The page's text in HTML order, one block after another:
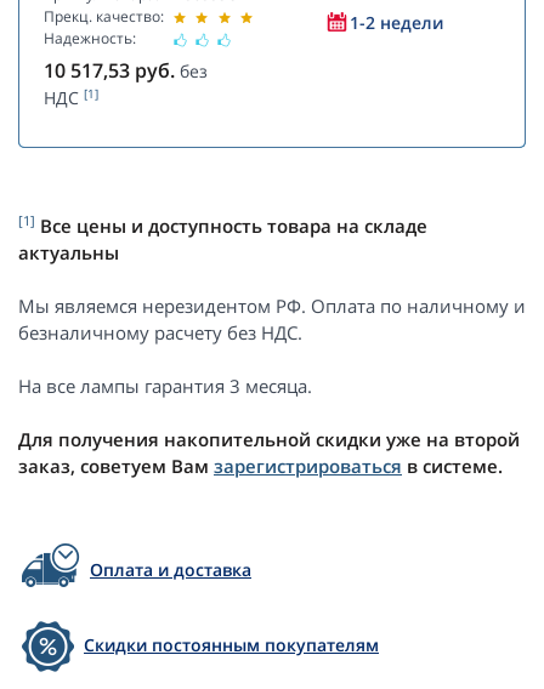
Прекц. качество:
Надежность:
1-2 недели
10 517,53 руб. без
НДС [1]
[1] Все цены и доступность товара на складе
актуальны
Мы являемся нерезидентом РФ. Оплата по наличному и
безналичному расчету без НДС.
На все лампы гарантия 3 месяца.
Для получения накопительной скидки уже на второй
заказ, советуем Вам зарегистрироваться в системе.
Оплата и доставка
Скидки постоянным покупателям